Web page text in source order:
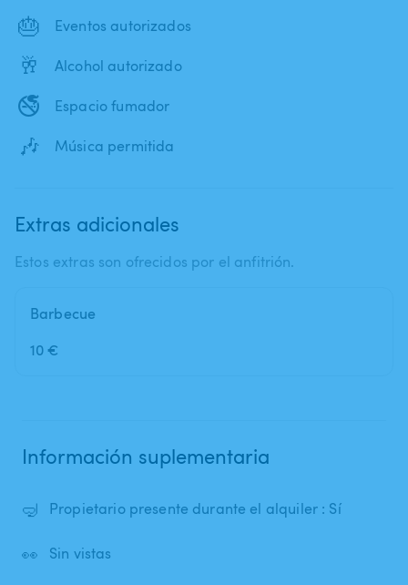
🎂 Eventos autorizados
🥂 Alcohol autorizado
🚭 Espacio fumador
🎶 Música permitida
Extras adicionales
Estos extras son ofrecidos por el anfitrión.
Barbecue
10 €
Información suplementaria
🤿 Propietario presente durante el alquiler : Sí
👀 Sin vistas